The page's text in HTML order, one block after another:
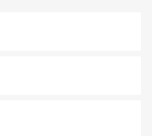
カルフルーツやドリンクもぜひ